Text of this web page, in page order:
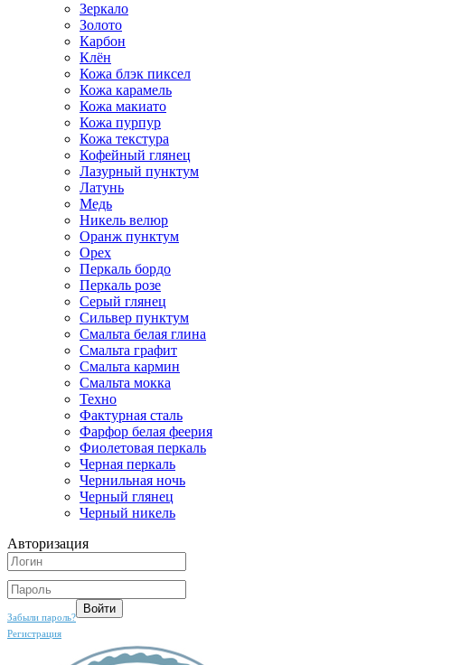
Зеркало
Золото
Карбон
Клён
Кожа блэк пиксел
Кожа карамель
Кожа макиато
Кожа пурпур
Кожа текстура
Кофейный глянец
Лазурный пунктум
Латунь
Медь
Никель велюр
Оранж пунктум
Орех
Перкаль бордо
Перкаль розе
Серый глянец
Сильвер пунктум
Смальта белая глина
Смальта графит
Смальта кармин
Смальта мокка
Техно
Фактурная сталь
Фарфор белая феерия
Фиолетовая перкаль
Черная перкаль
Чернильная ночь
Черный глянец
Черный никель
Авторизация
Забыли пароль?
Регистрация